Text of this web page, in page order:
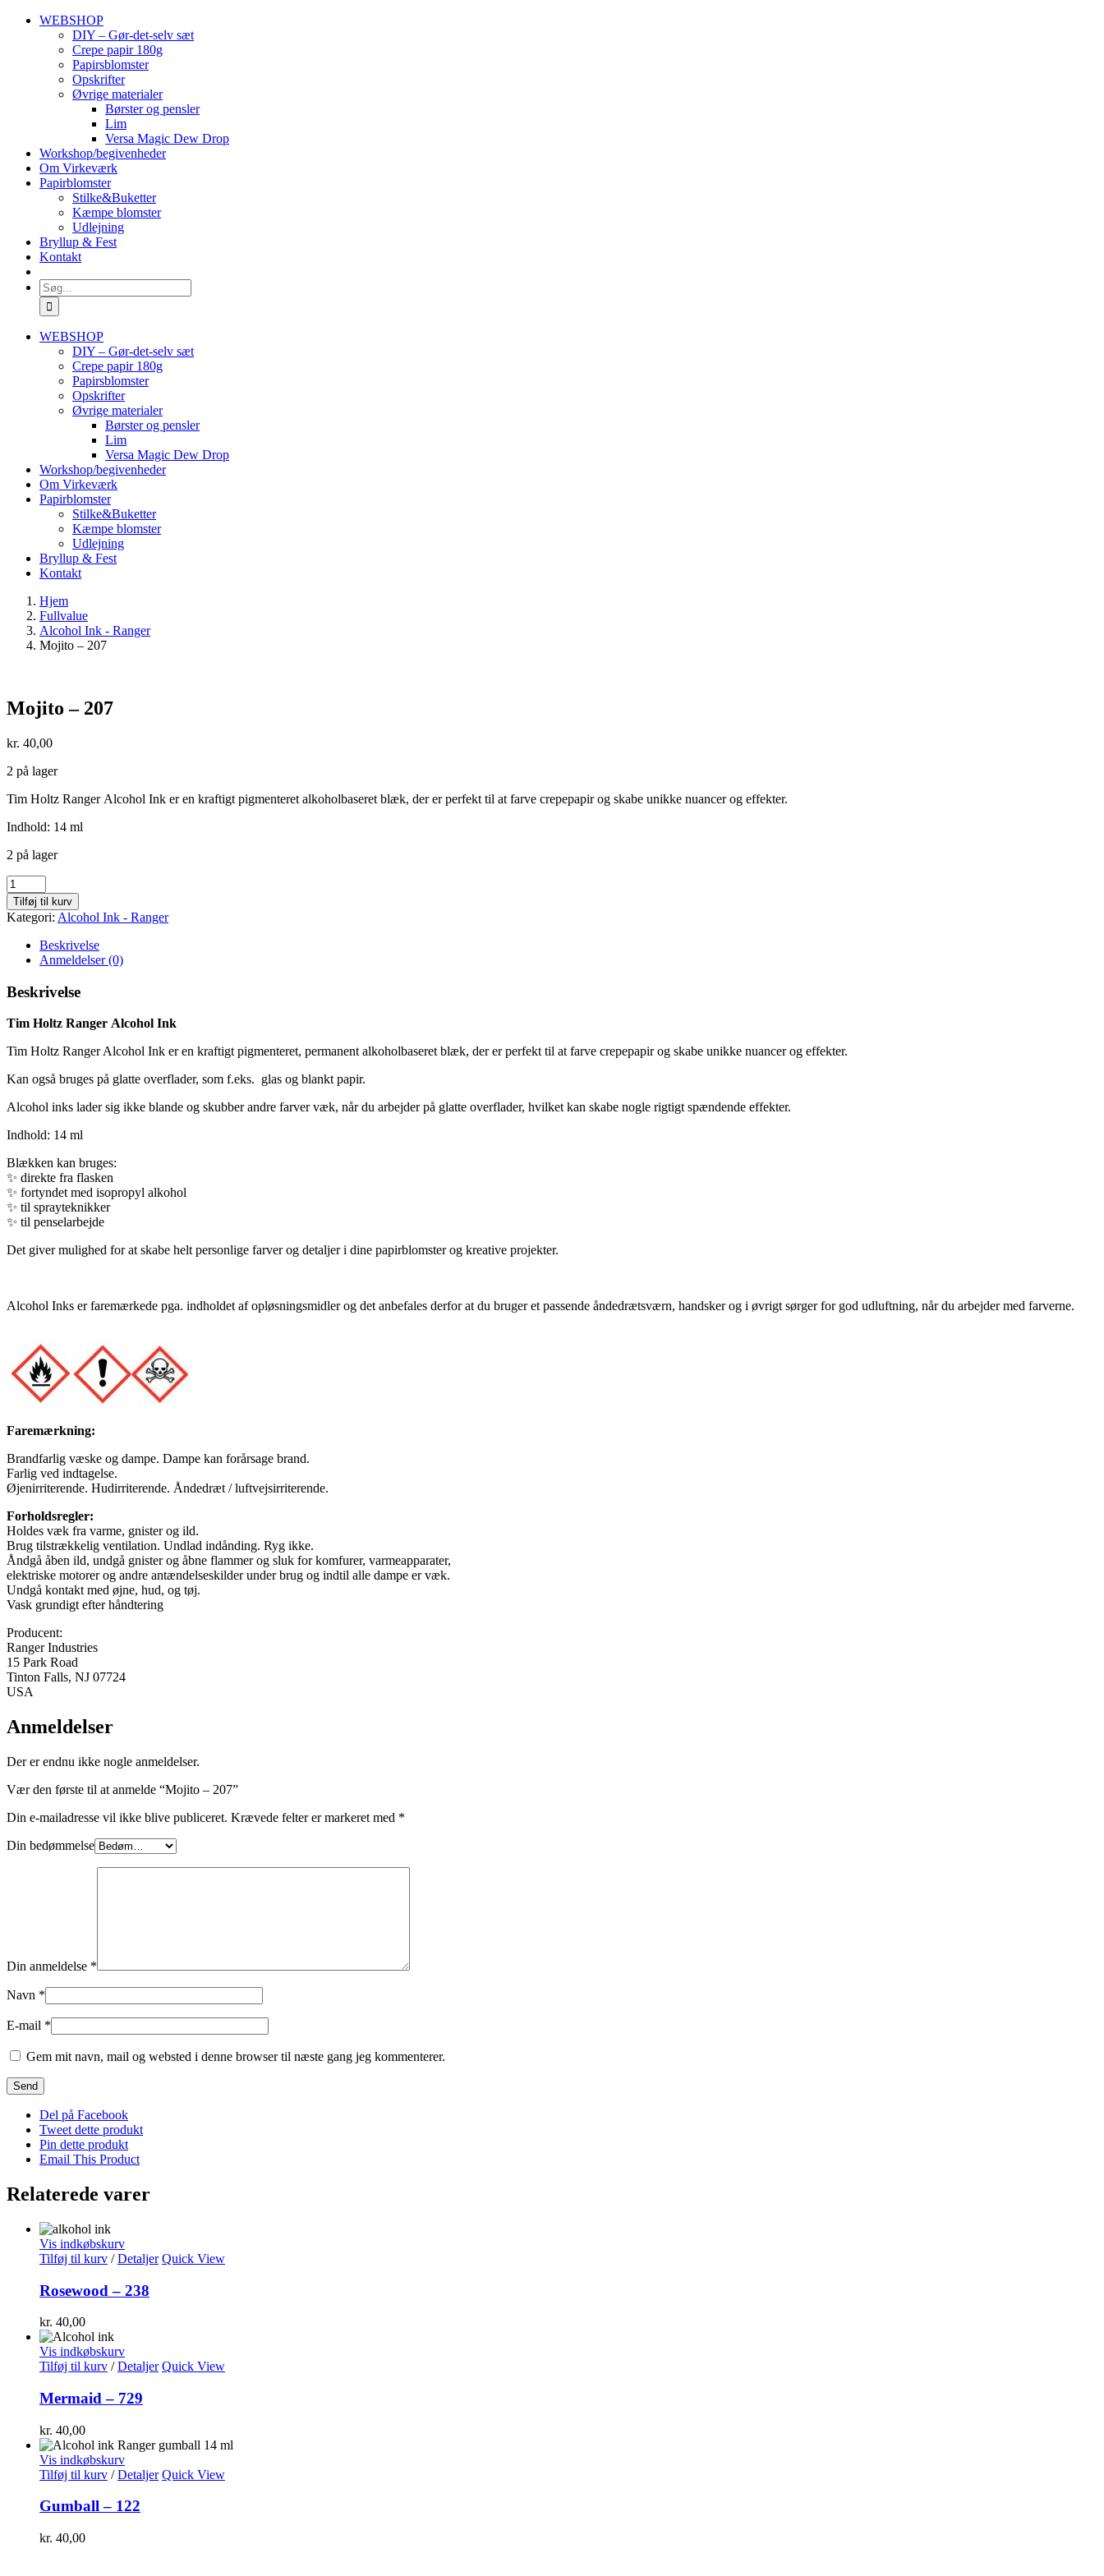
Skip
WEBSHOP
DIY – Gør-det-selv sæt
Crepe papir 180g
Papirsblomster
Opskrifter
Øvrige materialer
Børster og pensler
Lim
Versa Magic Dew Drop
Workshop/begivenheder
Om Virkeværk
Papirblomster
Stilke&Buketter
Kæmpe blomster
Udlejning
Bryllup & Fest
Kontakt
Søg
efter:
WEBSHOP
DIY – Gør-det-selv sæt
Crepe papir 180g
Papirsblomster
Opskrifter
Øvrige materialer
Børster og pensler
Lim
Versa Magic Dew Drop
Workshop/begivenheder
Om Virkeværk
Papirblomster
Stilke&Buketter
Kæmpe blomster
Udlejning
Bryllup & Fest
Kontakt
Hjem
Fullvalue
Alcohol Ink - Ranger
Mojito – 207
Mojito – 207
kr. 40,00
2 på lager
Tim Holtz Ranger Alcohol Ink er en kraftigt pigmenteret alkoholbaseret blæk, der er perfekt til at farve crepepapir og skabe unikke nuancer og effekter.
Indhold: 14 ml
2 på lager
Mojito
-
207
antal
Tilføj til kurv
Kategori: Alcohol Ink - Ranger
Beskrivelse
Anmeldelser (0)
Beskrivelse
Tim Holtz Ranger Alcohol Ink
Tim Holtz Ranger Alcohol Ink er en kraftigt pigmenteret, permanent alkoholbaseret blæk, der er perfekt til at farve crepepapir og skabe unikke nuancer og effekter.
Kan også bruges på glatte overflader, som f.eks. glas og blankt papir.
Alcohol inks lader sig ikke blande og skubber andre farver væk, når du arbejder på glatte overflader, hvilket kan skabe nogle rigtigt spændende effekter.
Indhold: 14 ml
Blækken kan bruges:
✨ direkte fra flasken
✨ fortyndet med isopropyl alkohol
✨ til sprayteknikker
✨ til penselarbejde
Det giver mulighed for at skabe helt personlige farver og detaljer i dine papirblomster og kreative projekter.
Alcohol Inks er faremærkede pga. indholdet af opløsningsmidler og det anbefales derfor at du bruger et passende åndedrætsværn, handsker og i øvrigt sørger for god udluftning, når du arbejder med farverne.
Faremærkning:
Brandfarlig væske og dampe. Dampe kan forårsage brand.
Farlig ved indtagelse.
Øjenirriterende. Hudirriterende. Åndedræt / luftvejsirriterende.
Forholdsregler:
Holdes væk fra varme, gnister og ild.
Brug tilstrækkelig ventilation. Undlad indånding. Ryg ikke.
Åndgå åben ild, undgå gnister og åbne flammer og sluk for komfurer, varmeapparater,
elektriske motorer og andre antændelseskilder under brug og indtil alle dampe er væk.
Undgå kontakt med øjne, hud, og tøj.
Vask grundigt efter håndtering
Producent:
Ranger Industries
15 Park Road
Tinton Falls, NJ 07724
USA
Anmeldelser
Der er endnu ikke nogle anmeldelser.
Vær den første til at anmelde “Mojito – 207”
Din e-mailadresse vil ikke blive publiceret. Krævede felter er markeret med *
Din bedømmelse
Din anmeldelse *
Navn *
E-mail *
Gem mit navn, mail og websted i denne browser til næste gang jeg kommenterer.
Del på Facebook
Tweet dette produkt
Pin dette produkt
Email This Product
Relaterede varer
Vis indkøbskurv
Tilføj til kurv / Detaljer Quick View
Rosewood – 238
kr. 40,00
Vis indkøbskurv
Tilføj til kurv / Detaljer Quick View
Mermaid – 729
kr. 40,00
Vis indkøbskurv
Tilføj til kurv / Detaljer Quick View
Gumball – 122
kr. 40,00